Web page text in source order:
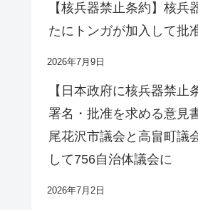
【核兵器禁止条約】核兵
たにトンガが加入して批
2026年7月9日
【日本政府に核兵器禁止
署名・批准を求める意見
尾花沢市議会と高畠町議
して756自治体議会に
2026年7月2日